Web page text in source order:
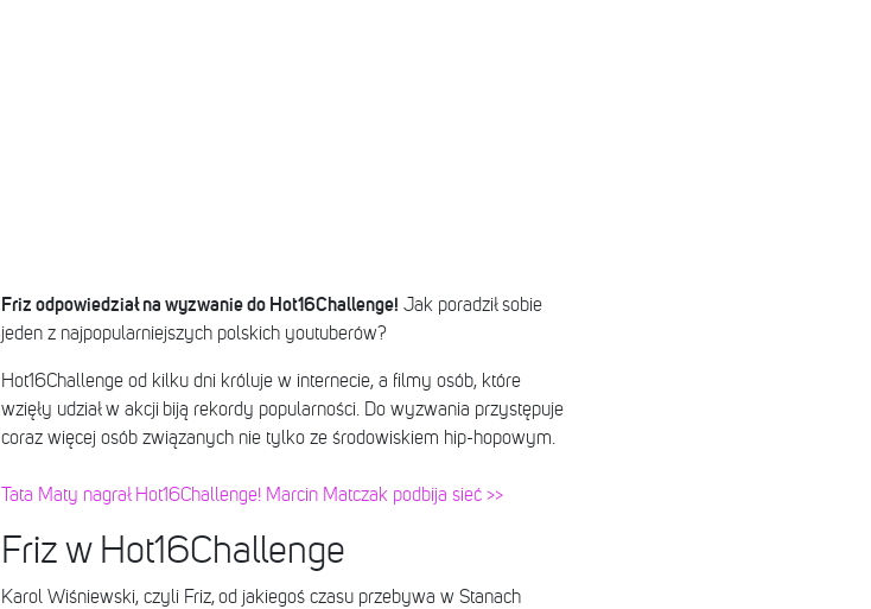
Friz odpowiedział na wyzwanie do Hot16Challenge! Jak poradził sobie
jeden z najpopularniejszych polskich youtuberów?
Hot16Challenge od kilku dni króluje w internecie, a filmy osób, które
wzięły udział w akcji biją rekordy popularności. Do wyzwania przystępuje
coraz więcej osób związanych nie tylko ze środowiskiem hip-hopowym.
Tata Maty nagrał Hot16Challenge! Marcin Matczak podbija sieć >>
Friz w Hot16Challenge
Karol Wiśniewski, czyli Friz, od jakiegoś czasu przebywa w Stanach